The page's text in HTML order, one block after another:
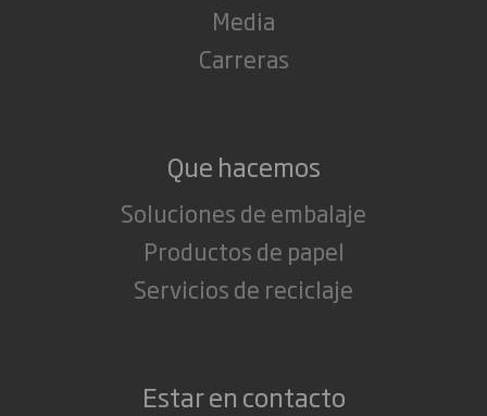
Media
Carreras
Que hacemos
Soluciones de embalaje
Productos de papel
Servicios de reciclaje
Estar en contacto